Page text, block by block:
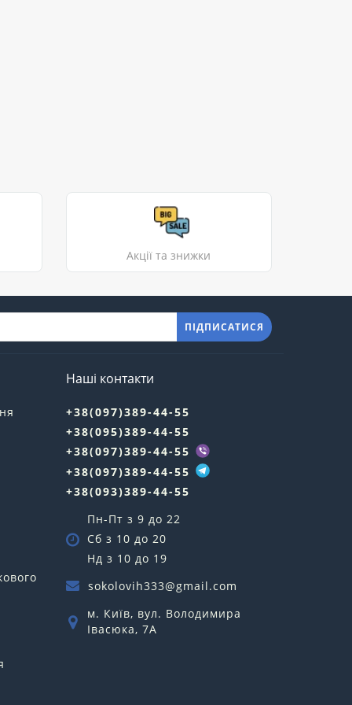
Акції та знижки
ПІДПИСАТИСЯ
Наші контакти
+38(097)389-44-55
+38(095)389-44-55
+38(097)389-44-55
+38(097)389-44-55
+38(093)389-44-55
Пн-Пт з 9 до 22
Сб з 10 до 20
Нд з 10 до 19
sokolovih333@gmail.com
м. Київ, вул. Володимира
Івасюка, 7А